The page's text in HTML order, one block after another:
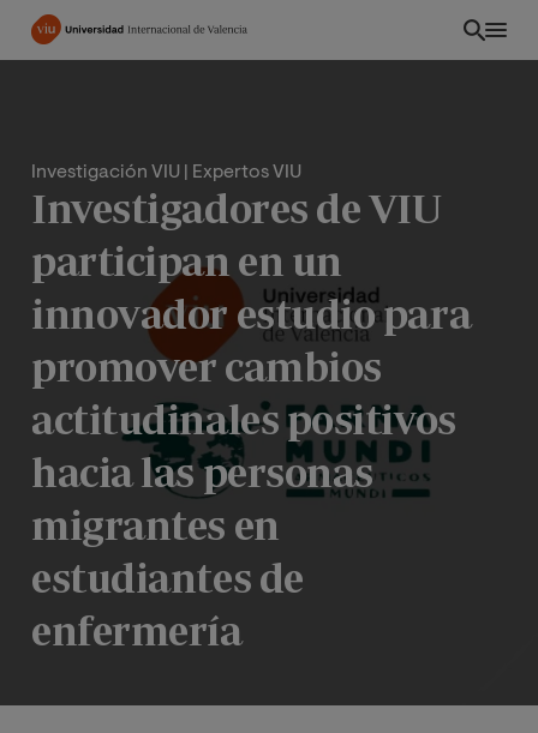
Pasar
EC
Investigación VIU | Expertos VIU
Investigadores de VIU
participan en un
innovador estudio para
promover cambios
actitudinales positivos
hacia las personas
migrantes en
estudiantes de
enfermería